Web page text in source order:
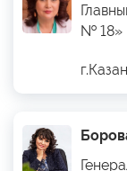
№ 18»